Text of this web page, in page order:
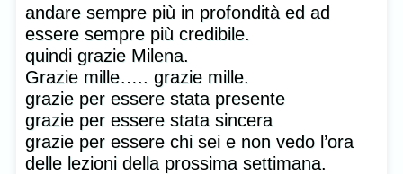
andare sempre più in profondità ed ad
essere sempre più credibile.
quindi grazie Milena.
Grazie mille….. grazie mille.
grazie per essere stata presente
grazie per essere stata sincera
grazie per essere chi sei e non vedo l’ora
delle lezioni della prossima settimana.